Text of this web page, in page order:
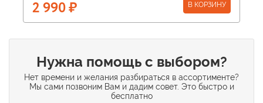
2 990 ₽ В КОРЗИНУ
Нужна помощь с выбором?
Нет времени и желания разбираться в ассортименте?
Мы сами позвоним Вам и дадим совет. Это быстро и
бесплатно